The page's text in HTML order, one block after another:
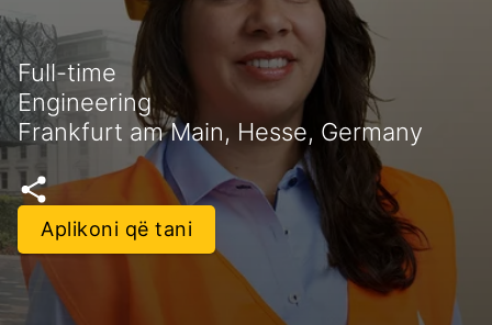
Full-time
Engineering
Frankfurt am Main, Hesse, Germany
Aplikoni që tani